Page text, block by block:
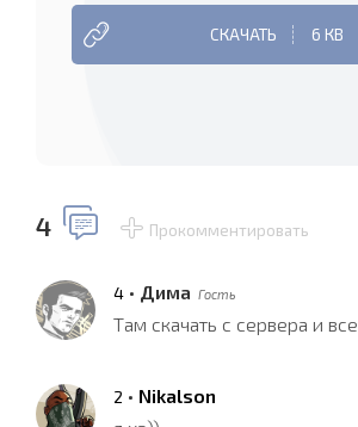
СКАЧАТЬ 6 КB
4 Прокомментировать
4 • Дима Гость
Там скачать с сервера и все
2 • Nikalson